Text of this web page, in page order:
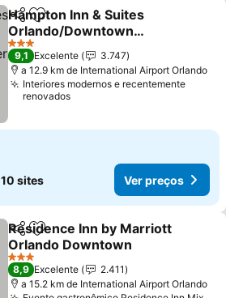
PartilharAdicionar aos favoritos
Hampton Inn & Suites
Orlando/Downtown
South - Medical Center
3 Estrelas
9,1 Excelente
3.747
a 12.9 km de International Airport Orlando
Interiores modernos e recentemente
renovados
10 sites Ver preços
PartilharAdicionar aos favoritos
Residence Inn by Marriott
Orlando Downtown
3 Estrelas
8,9 Excelente
2.411
a 15.2 km de International Airport Orlando